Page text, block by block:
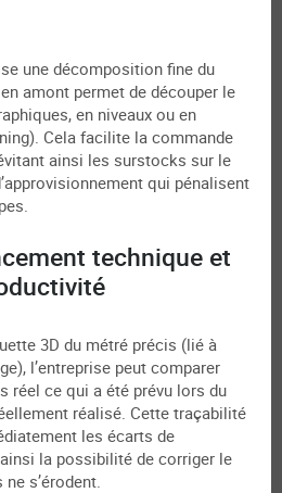
une décomposition fine du
amont permet de découper le
en niveaux ou en
Cela facilite la commande
ainsi les surstocks sur le
qui pénalisent
technique et
3D du métré précis (lié à
l’entreprise peut comparer
réel ce qui a été prévu lors du
réalisé. Cette traçabilité
les écarts de
la possibilité de corriger le
s’érodent.